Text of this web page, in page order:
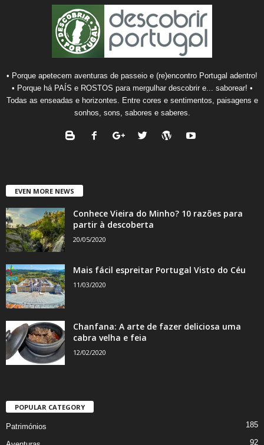
• Porque apetecem aventuras de passeio e (re)encontro Portugal adentro!
• Porque há PAÍS e ROSTOS para mergulhar descobrir e... saborear! •
Todas as enseadas e horizontes. Entre cores e sentimentos, paisagens e
sonhos, sons, sabores e saberes.
EVEN MORE NEWS
Conhece Vieira do Minho? 10 razões para
partir à descoberta
20/05/2020
Mais fácil espreitar Portugal Visto do Céu
11/03/2020
Chanfana: A arte de fazer deliciosa uma
cabra velha e feia
12/02/2020
POPULAR CATEGORY
Patrimónios 185
92